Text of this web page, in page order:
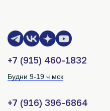
+7 (915) 460-1832
Будни 9-19 ч мск
+7 (916) 396-6864